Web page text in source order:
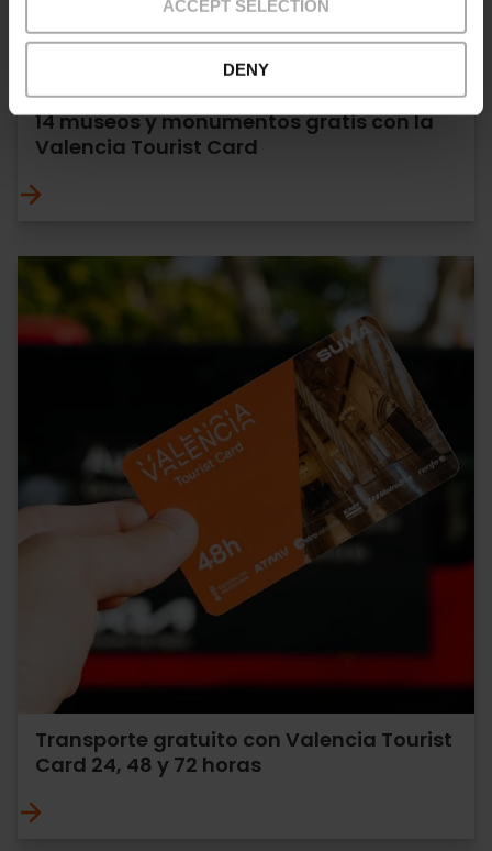
ACCEPT SELECTION
DENY
14 museos y monumentos gratis con la
Valencia Tourist Card
Transporte gratuito con Valencia Tourist
Card 24, 48 y 72 horas